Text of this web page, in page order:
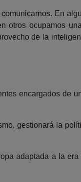
En
otros ocupamos
de la
encargados de
gestionará la
adaptada a la